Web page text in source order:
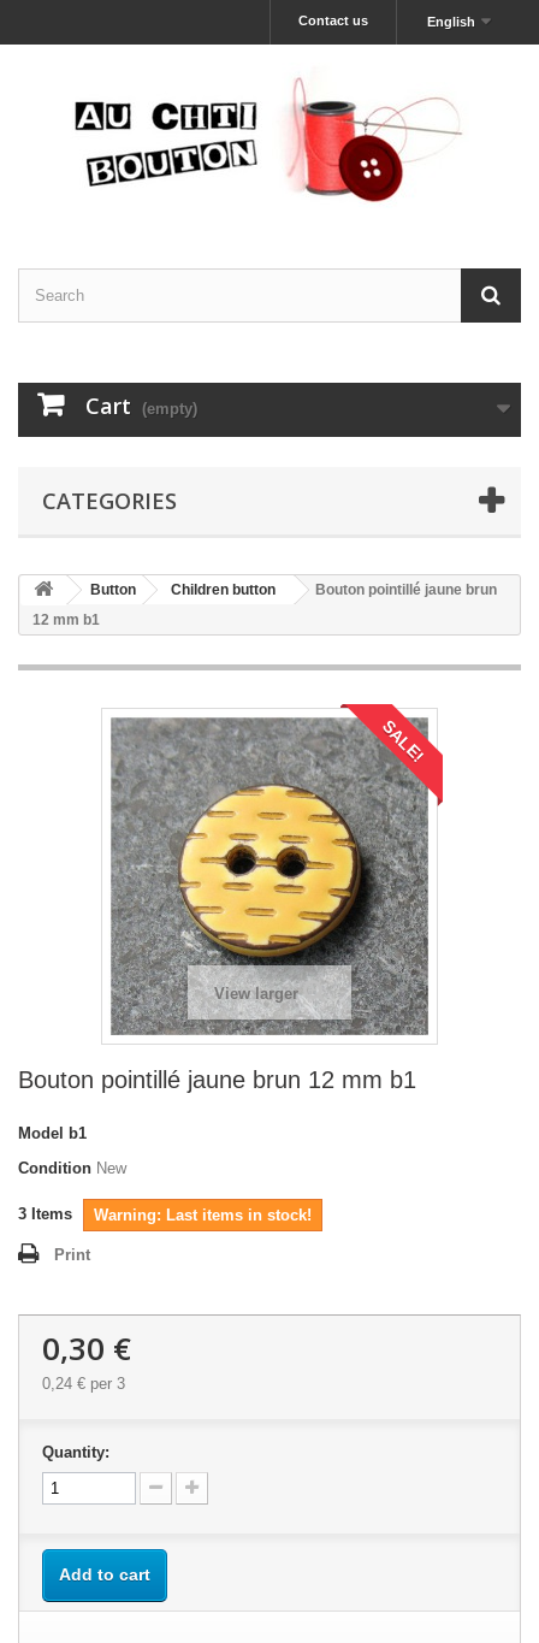
English
Contact us
Cart (empty)
CATEGORIES
Button Children button
Bouton pointillé jaune brun
12 mm b1
SALE!
View larger
Bouton pointillé jaune brun 12 mm b1
Model
b1
Condition New
3 Items Warning: Last items in stock!
Print
0,30 €
0,24 € per 3
Quantity:
Add to cart